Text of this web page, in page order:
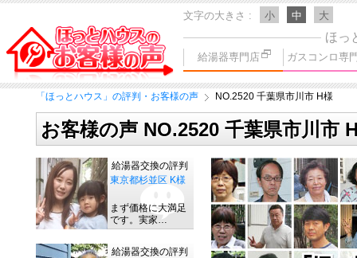
文字の大きさ 小 中 大
ほっ
給湯器専門店 ガスコンロ専
「ほっとハウス」の評判・お客様の声 NO.2520 千葉県市川市 H様
お客様の声 NO.2520 千葉県市川市
給湯器交換の評判
東京都杉並区 K様
まず価格に大満足
です。実家…
給湯器交換の評判